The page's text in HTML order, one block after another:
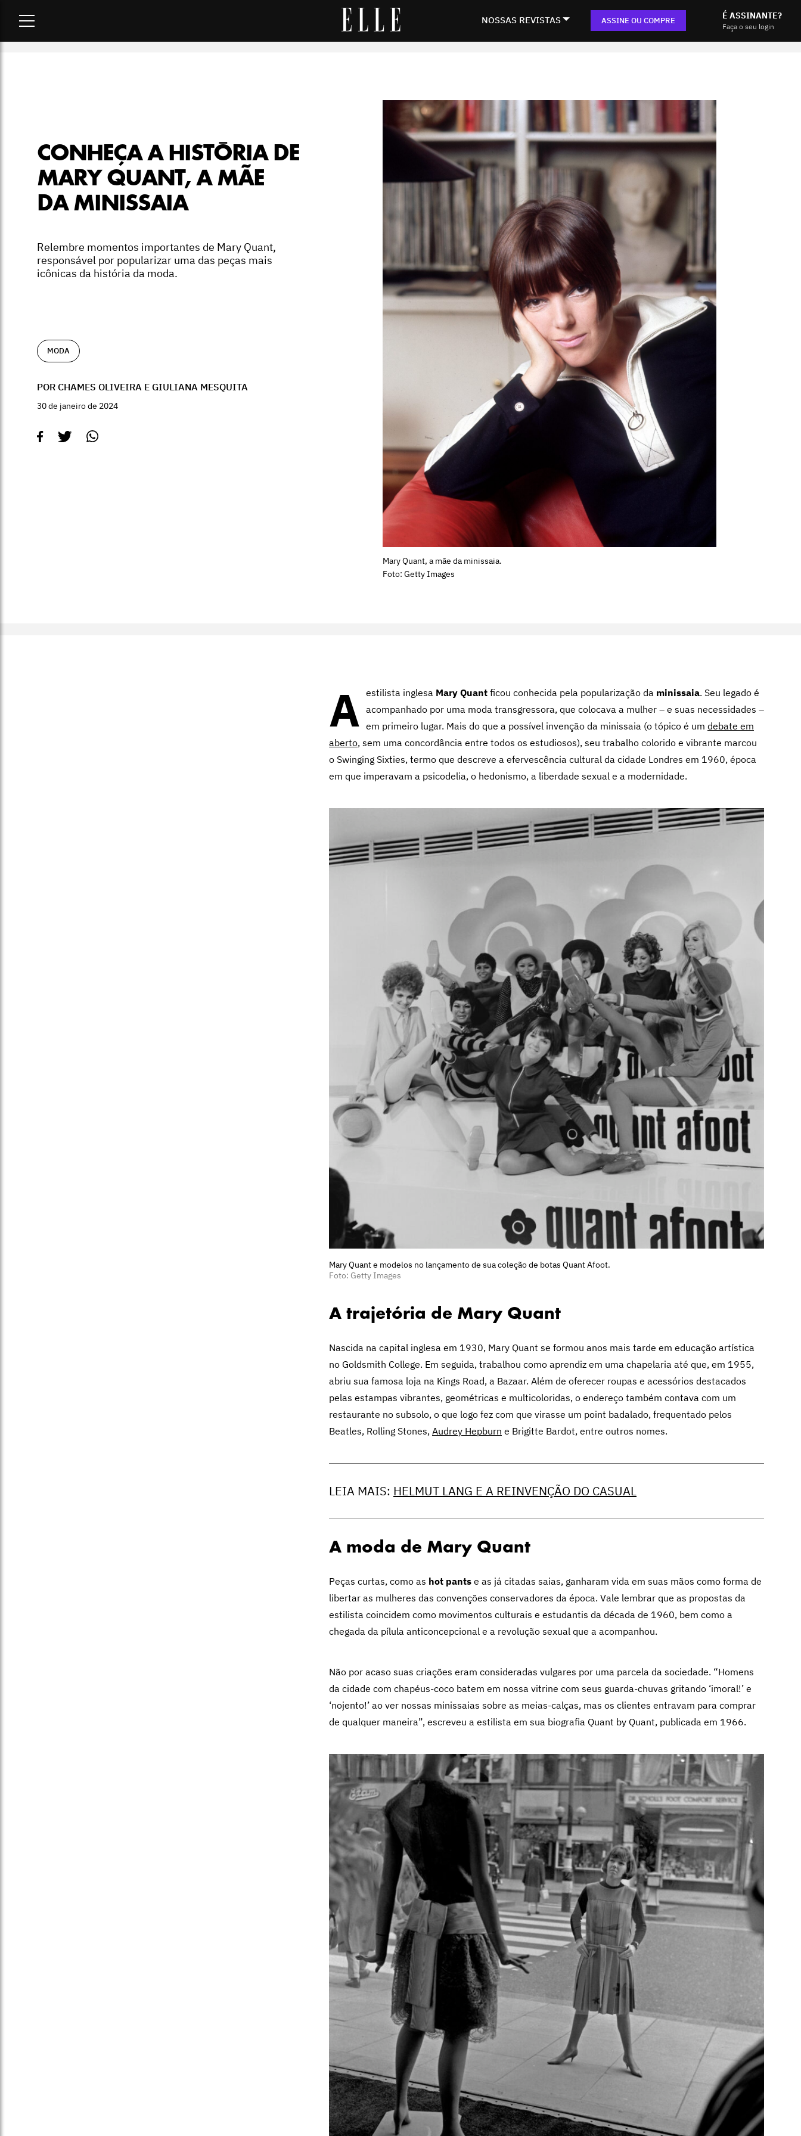
NOSSAS REVISTAS ASSINE OU COMPRE É ASSINANTE?
Faça o seu login
CONHEÇA A HISTÓRIA DE
MARY QUANT, A MÃE
DA MINISSAIA
Relembre momentos importantes de Mary Quant,
responsável por popularizar uma das peças mais
icônicas da história da moda.
MODA
POR CHAMES OLIVEIRA E GIULIANA MESQUITA
30 de janeiro de 2024
Mary Quant, a mãe da minissaia.
Foto: Getty Images
A estilista inglesa Mary Quant ficou conhecida pela popularização da minissaia. Seu legado é
acompanhado por uma moda transgressora, que colocava a mulher – e suas necessidades –
em primeiro lugar. Mais do que a possível invenção da minissaia (o tópico é um debate em
aberto, sem uma concordância entre todos os estudiosos), seu trabalho colorido e vibrante marcou
o Swinging Sixties, termo que descreve a efervescência cultural da cidade Londres em 1960, época
em que imperavam a psicodelia, o hedonismo, a liberdade sexual e a modernidade.
Mary Quant e modelos no lançamento de sua coleção de botas Quant Afoot.
Foto: Getty Images
A trajetória de Mary Quant
Nascida na capital inglesa em 1930, Mary Quant se formou anos mais tarde em educação artística
no Goldsmith College. Em seguida, trabalhou como aprendiz em uma chapelaria até que, em 1955,
abriu sua famosa loja na Kings Road, a Bazaar. Além de oferecer roupas e acessórios destacados
pelas estampas vibrantes, geométricas e multicoloridas, o endereço também contava com um
restaurante no subsolo, o que logo fez com que virasse um point badalado, frequentado pelos
Beatles, Rolling Stones, Audrey Hepburn e Brigitte Bardot, entre outros nomes.
LEIA MAIS: HELMUT LANG E A REINVENÇÃO DO CASUAL
A moda de Mary Quant
Peças curtas, como as hot pants e as já citadas saias, ganharam vida em suas mãos como forma de
libertar as mulheres das convenções conservadores da época. Vale lembrar que as propostas da
estilista coincidem como movimentos culturais e estudantis da década de 1960, bem como a
chegada da pílula anticoncepcional e a revolução sexual que a acompanhou.
Não por acaso suas criações eram consideradas vulgares por uma parcela da sociedade. “Homens
da cidade com chapéus-coco batem em nossa vitrine com seus guarda-chuvas gritando ‘imoral!’ e
‘nojento!’ ao ver nossas minissaias sobre as meias-calças, mas os clientes entravam para comprar
de qualquer maneira”, escreveu a estilista em sua biografia Quant by Quant, publicada em 1966.